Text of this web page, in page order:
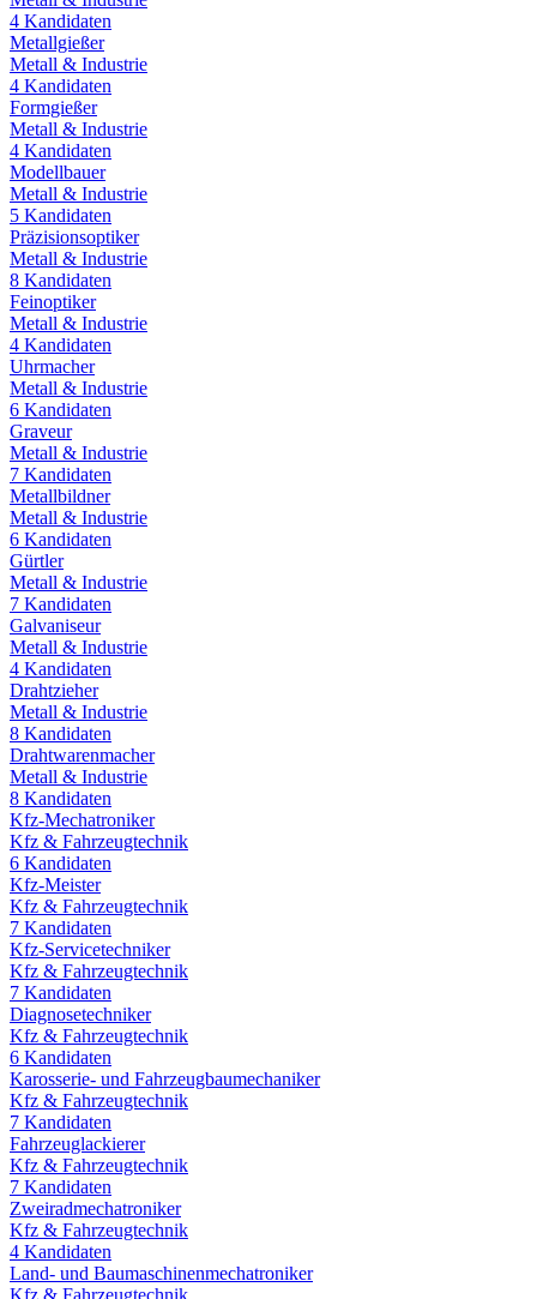
4 Kandidaten
Metallgießer
Metall & Industrie
4 Kandidaten
Formgießer
Metall & Industrie
4 Kandidaten
Modellbauer
Metall & Industrie
5 Kandidaten
Präzisionsoptiker
Metall & Industrie
8 Kandidaten
Feinoptiker
Metall & Industrie
4 Kandidaten
Uhrmacher
Metall & Industrie
6 Kandidaten
Graveur
Metall & Industrie
7 Kandidaten
Metallbildner
Metall & Industrie
6 Kandidaten
Gürtler
Metall & Industrie
7 Kandidaten
Galvaniseur
Metall & Industrie
4 Kandidaten
Drahtzieher
Metall & Industrie
8 Kandidaten
Drahtwarenmacher
Metall & Industrie
8 Kandidaten
Kfz-Mechatroniker
Kfz & Fahrzeugtechnik
6 Kandidaten
Kfz-Meister
Kfz & Fahrzeugtechnik
7 Kandidaten
Kfz-Servicetechniker
Kfz & Fahrzeugtechnik
7 Kandidaten
Diagnosetechniker
Kfz & Fahrzeugtechnik
6 Kandidaten
Karosserie- und Fahrzeugbaumechaniker
Kfz & Fahrzeugtechnik
7 Kandidaten
Fahrzeuglackierer
Kfz & Fahrzeugtechnik
7 Kandidaten
Zweiradmechatroniker
Kfz & Fahrzeugtechnik
4 Kandidaten
Land- und Baumaschinenmechatroniker
Kfz & Fahrzeugtechnik